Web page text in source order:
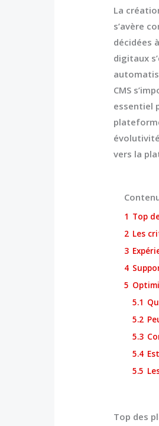
La
s’avère
décidées
digitaux
CMS
essentiel
vers la
1 Top
2 Les
3
4
5
5.1
5.2
5.3
5.4
5.5
Top des